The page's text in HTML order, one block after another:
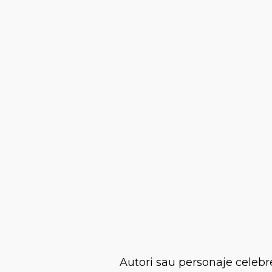
Autori sau personaje